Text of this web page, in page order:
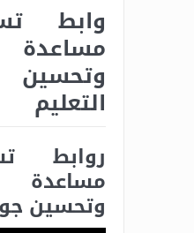
وابط
التعليم
روابط
وتحسين